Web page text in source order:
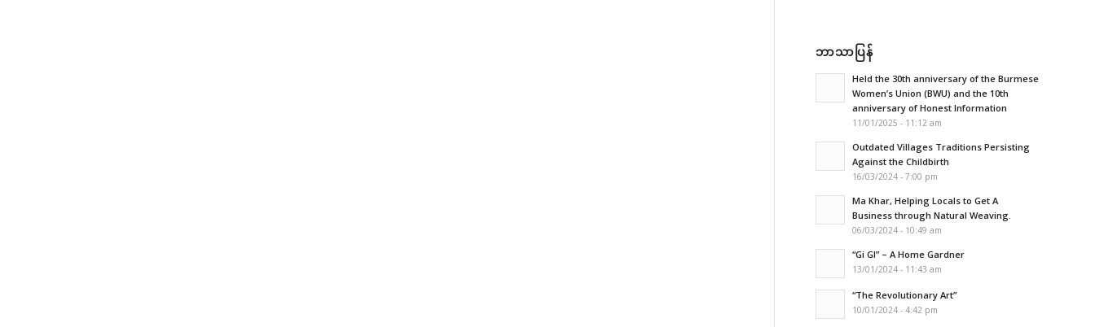
ဘာသာပြန်
Held the 30th anniversary of the Burmese
Women’s Union (BWU) and the 10th
anniversary of Honest Information
11/01/2025 - 11:12 am
Outdated Villages Traditions Persisting
Against the Childbirth
16/03/2024 - 7:00 pm
Ma Khar, Helping Locals to Get A
Business through Natural Weaving.
06/03/2024 - 10:49 am
“Gi GI” – A Home Gardner
13/01/2024 - 11:43 am
“The Revolutionary Art”
10/01/2024 - 4:42 pm